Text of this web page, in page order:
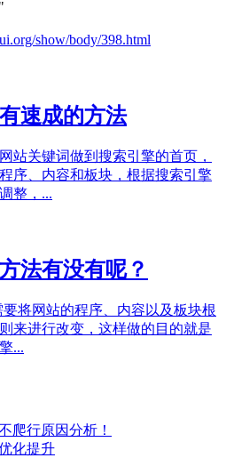
show/body/398.html
速成的方法
站关键词做到搜索引擎的首页，
序、内容和板块，根据搜索引擎
整，...
法有没有呢？
要将网站的程序、内容以及板块根
来进行改变，这样做的目的就是
...
爬行原因分析！
化提升